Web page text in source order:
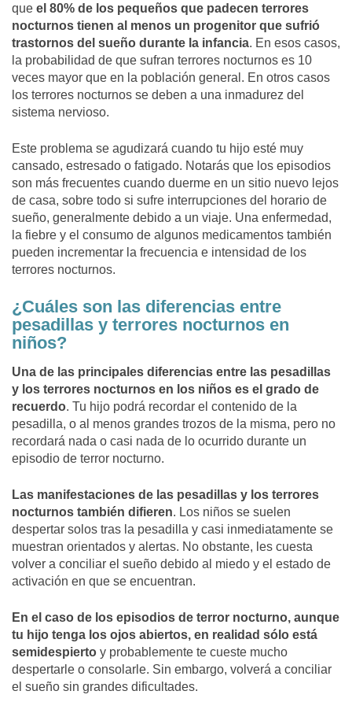
que el 80% de los pequeños que padecen terrores
nocturnos tienen al menos un progenitor que sufrió
trastornos del sueño durante la infancia. En esos casos,
la probabilidad de que sufran terrores nocturnos es 10
veces mayor que en la población general. En otros casos
los terrores nocturnos se deben a una inmadurez del
sistema nervioso.
Este problema se agudizará cuando tu hijo esté muy
cansado, estresado o fatigado. Notarás que los episodios
son más frecuentes cuando duerme en un sitio nuevo lejos
de casa, sobre todo si sufre interrupciones del horario de
sueño, generalmente debido a un viaje. Una enfermedad,
la fiebre y el consumo de algunos medicamentos también
pueden incrementar la frecuencia e intensidad de los
terrores nocturnos.
¿Cuáles son las diferencias entre
pesadillas y terrores nocturnos en
niños?
Una de las principales diferencias entre las pesadillas
y los terrores nocturnos en los niños es el grado de
recuerdo. Tu hijo podrá recordar el contenido de la
pesadilla, o al menos grandes trozos de la misma, pero no
recordará nada o casi nada de lo ocurrido durante un
episodio de terror nocturno.
Las manifestaciones de las pesadillas y los terrores
nocturnos también difieren. Los niños se suelen
despertar solos tras la pesadilla y casi inmediatamente se
muestran orientados y alertas. No obstante, les cuesta
volver a conciliar el sueño debido al miedo y el estado de
activación en que se encuentran.
En el caso de los episodios de terror nocturno, aunque
tu hijo tenga los ojos abiertos, en realidad sólo está
semidespierto y probablemente te cueste mucho
despertarle o consolarle. Sin embargo, volverá a conciliar
el sueño sin grandes dificultades.